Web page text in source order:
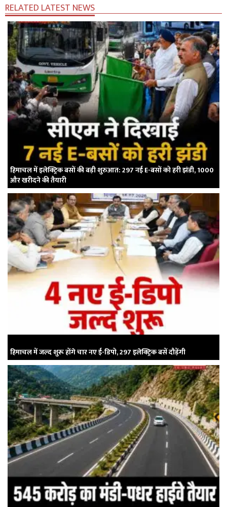
RELATED LATEST NEWS
हिमाचल में इलेक्ट्रिक बसों की बड़ी शुरुआत: 297 नई E-बसों को हरी झंडी, 1000
और खरीदने की तैयारी
हिमाचल में जल्द शुरू होंगे चार नए ई-डिपो, 297 इलेक्ट्रिक बसें दौड़ेंगी